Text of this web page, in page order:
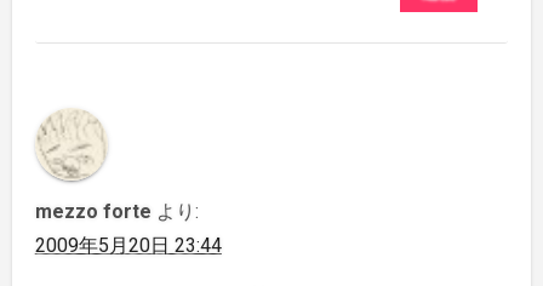
mezzo forte より:
2009年5月20日 23:44